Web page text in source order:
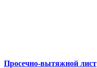
Просечно-вытяжной лист